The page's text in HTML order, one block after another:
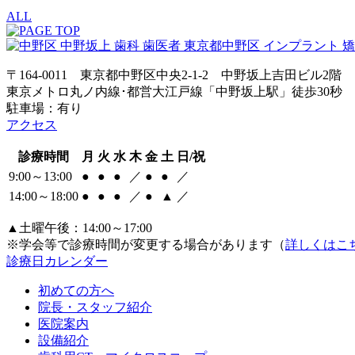
ALL
〒164-0011 東京都中野区中央2-1-2 中野坂上吉田ビル2階
東京メトロ丸ノ内線･都営大江戸線「中野坂上駅」徒歩30秒
駐車場：有り
アクセス
診療時間 月 火 水 木 金 土 日/祝
9:00～13:00
● ● ● ／ ● ●
／
14:00～18:00 ● ● ● ／ ● ▲ ／
▲土曜午後：14:00～17:00
※学会等で診療時間が変更する場合があります（詳しくはこ
診療日カレンダー
初めての方へ
院長・スタッフ紹介
医院案内
設備紹介